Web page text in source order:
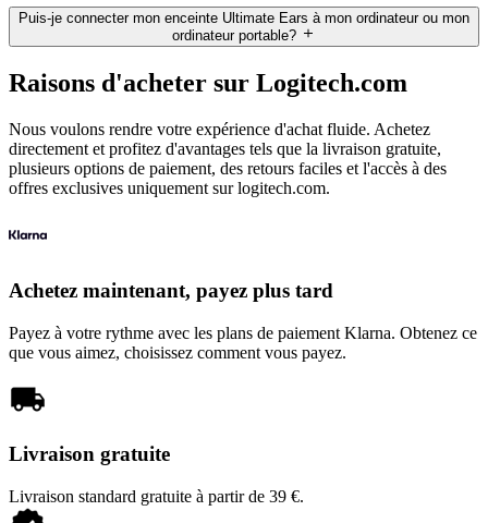
Puis-je connecter mon enceinte Ultimate Ears à mon ordinateur ou mon
ordinateur portable?
Raisons d'acheter sur Logitech.com
Nous voulons rendre votre expérience d'achat fluide. Achetez
directement et profitez d'avantages tels que la livraison gratuite,
plusieurs options de paiement, des retours faciles et l'accès à des
offres exclusives uniquement sur logitech.com.
Achetez maintenant, payez plus tard
Payez à votre rythme avec les plans de paiement Klarna. Obtenez ce
que vous aimez, choisissez comment vous payez.
Livraison gratuite
Livraison standard gratuite à partir de 39 €.